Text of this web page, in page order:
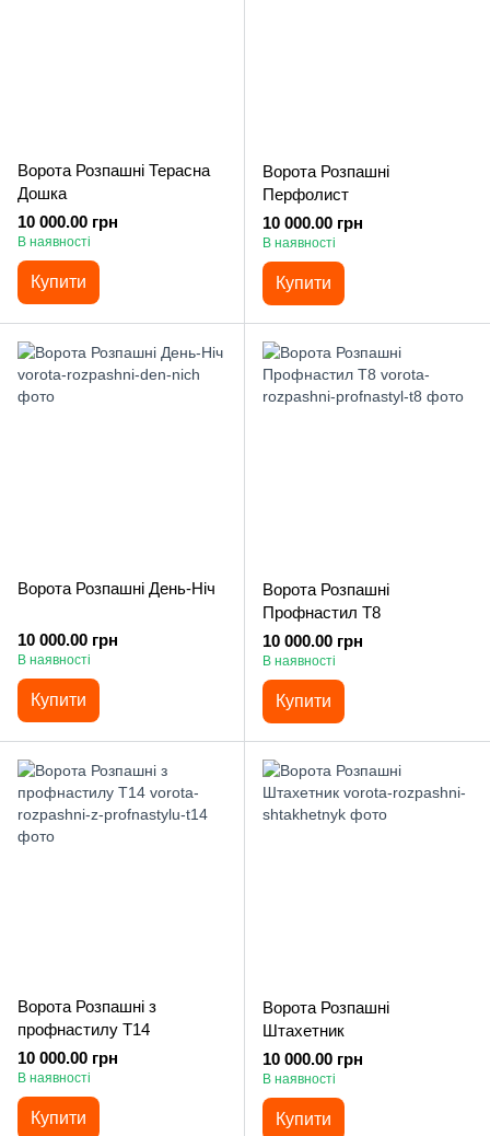
Ворота Розпашні Терасна
Дошка
10 000.00 грн
В наявності
Купити
Ворота Розпашні
Перфолист
10 000.00 грн
В наявності
Купити
Ворота Розпашні День-Ніч
10 000.00 грн
В наявності
Купити
Ворота Розпашні
Профнастил Т8
10 000.00 грн
В наявності
Купити
Ворота Розпашні з
профнастилу Т14
10 000.00 грн
В наявності
Купити
Ворота Розпашні
Штахетник
10 000.00 грн
В наявності
Купити